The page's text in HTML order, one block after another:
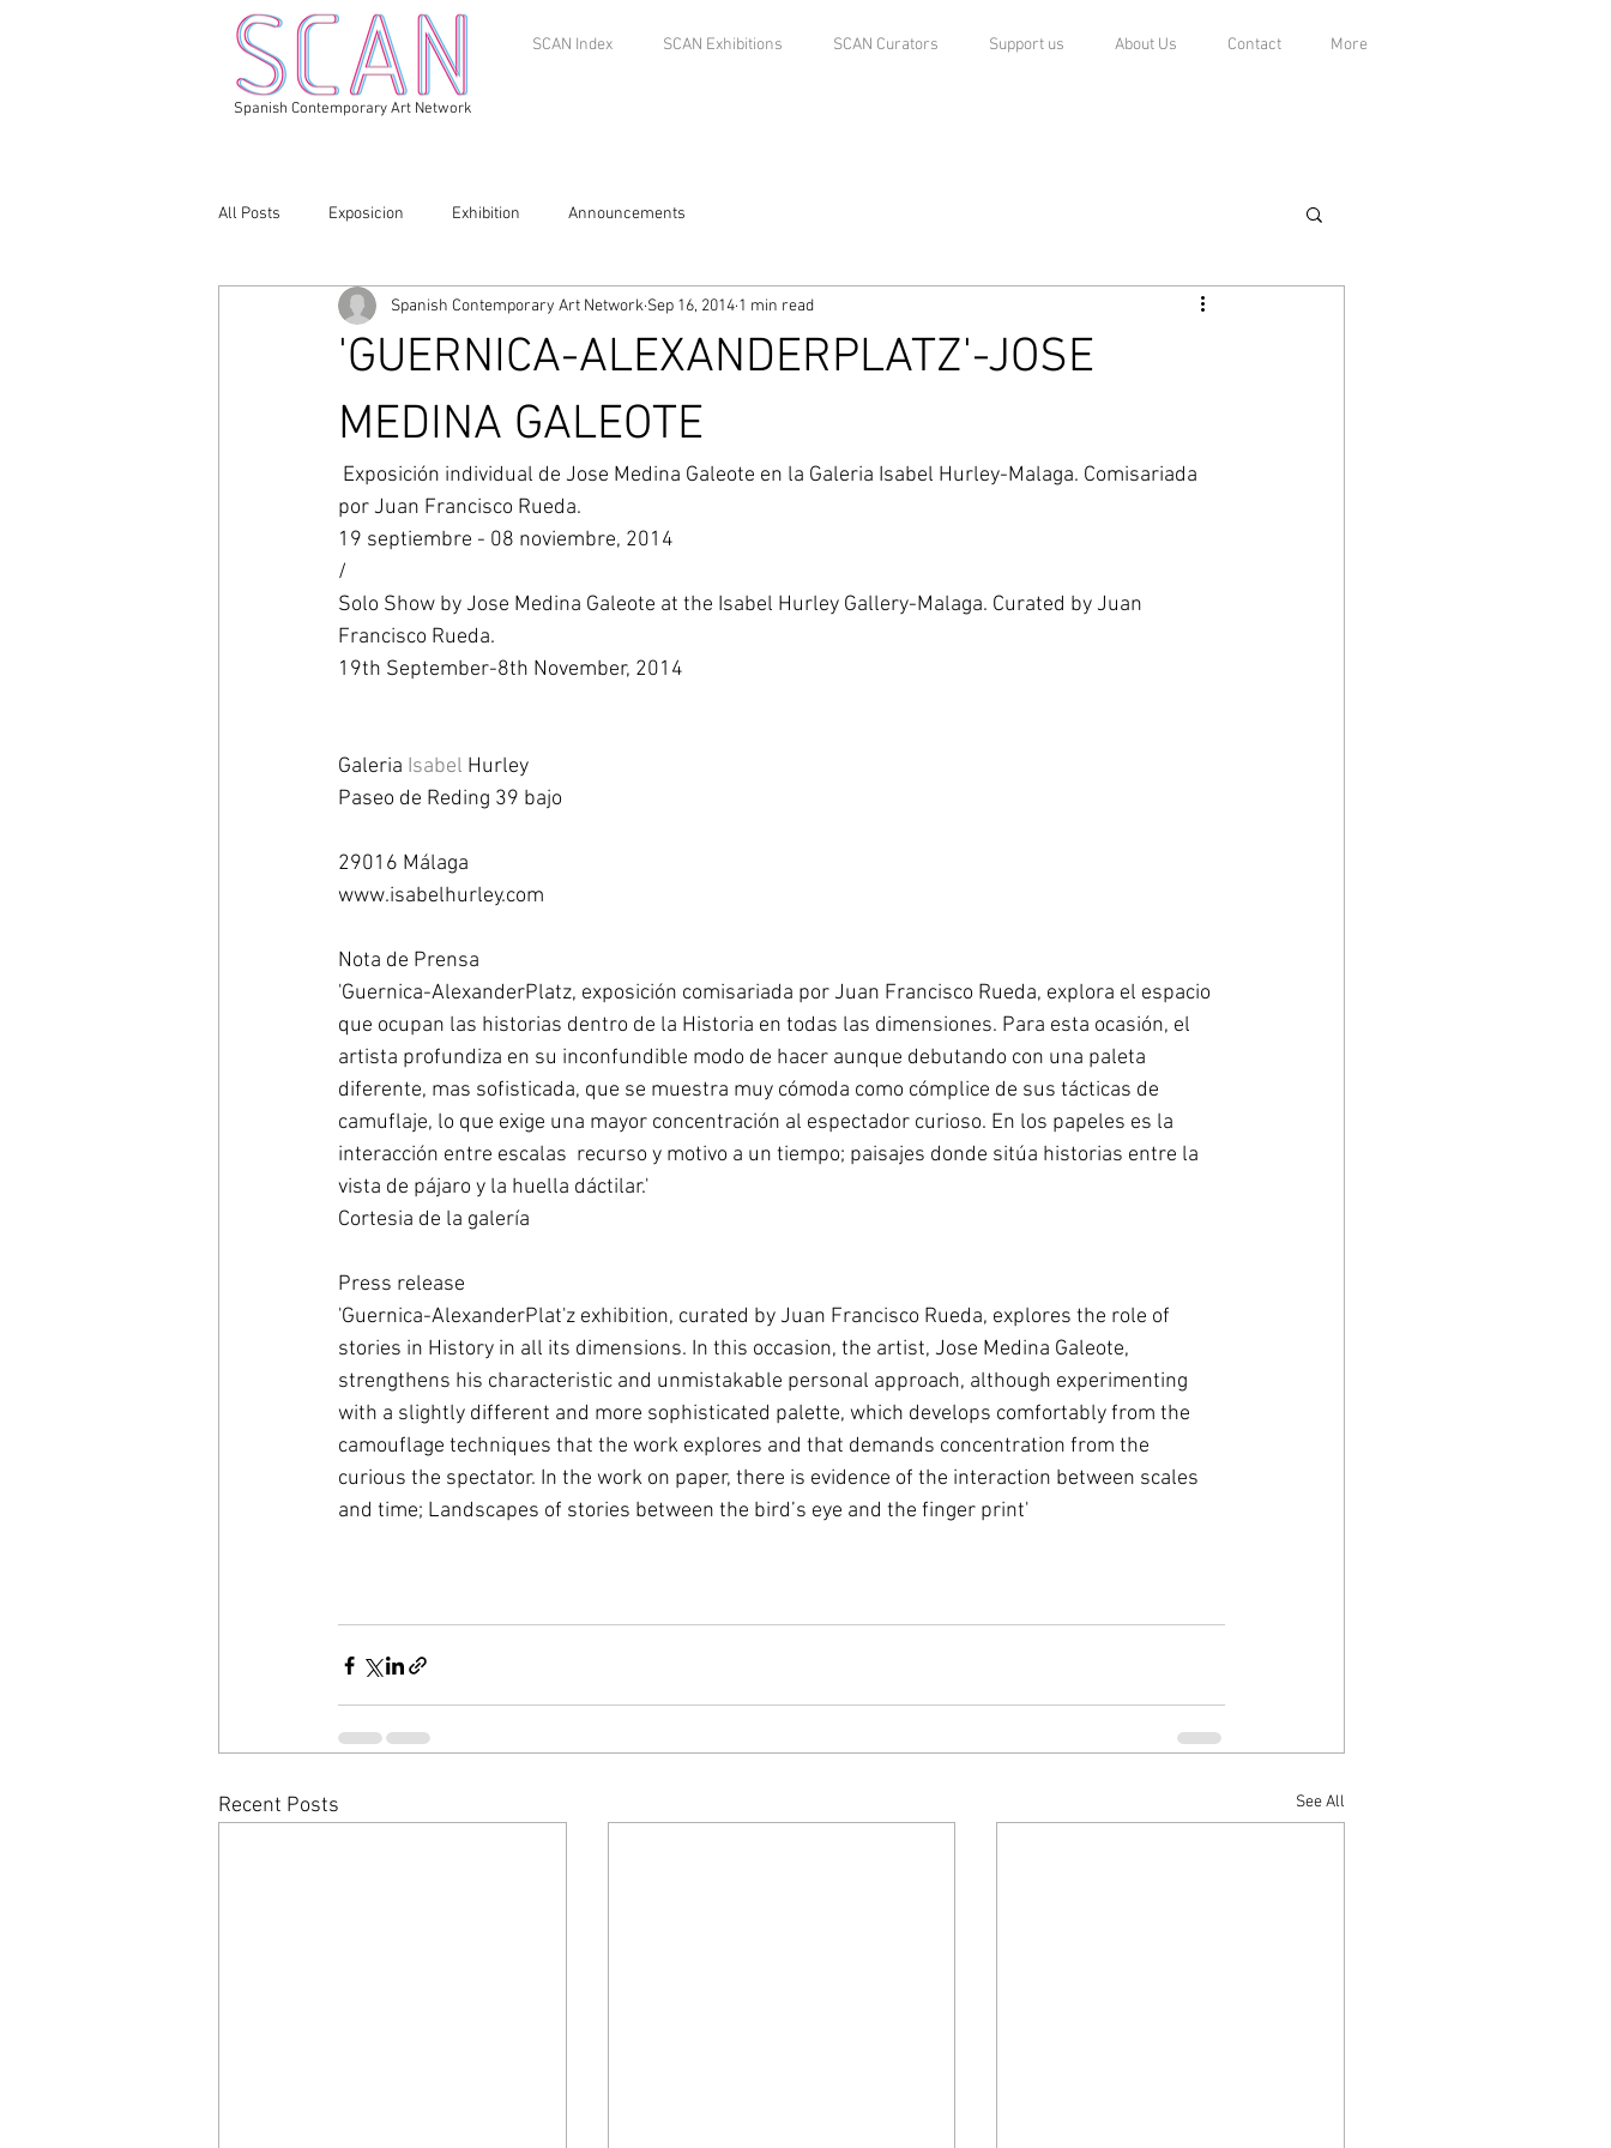
SCAN Index SCAN Exhibitions SCAN Curators Support us About Us Contact More
Spanish Contemporary Art Network
All Posts Exposicion Exhibition Announcements
'GUERNICA-ALEXANDERPLATZ'-JOSE
MEDINA GALEOTE
Spanish Contemporary Art Network Sep 16, 2014 1 min read
por Juan Francisco Rueda.
19 septiembre - 08 noviembre, 2014
/
Solo Show by Jose Medina Galeote at the Isabel Hurley Gallery-Malaga. Curated by Juan
Francisco Rueda.
19th September-8th November, 2014
Galeria Isabel Hurley
Paseo de Reding 39 bajo
29016 Málaga
www.isabelhurley.com
Nota de Prensa
'Guernica-AlexanderPlatz, exposición comisariada por Juan Francisco Rueda, explora el espacio
que ocupan las historias dentro de la Historia en todas las dimensiones. Para esta ocasión, el
artista profundiza en su inconfundible modo de hacer aunque debutando con una paleta
diferente, mas sofisticada, que se muestra muy cómoda como cómplice de sus tácticas de
camuflaje, lo que exige una mayor concentración al espectador curioso. En los papeles es la
interacción entre escalas  recurso y motivo a un tiempo; paisajes donde sitúa historias entre la
vista de pájaro y la huella dáctilar.'
Cortesia de la galería
Press release
'Guernica-AlexanderPlat'z exhibition, curated by Juan Francisco Rueda, explores the role of
stories in History in all its dimensions. In this occasion, the artist, Jose Medina Galeote,
strengthens his characteristic and unmistakable personal approach, although experimenting
with a slightly different and more sophisticated palette, which develops comfortably from the
camouflage techniques that the work explores and that demands concentration from the
curious the spectator. In the work on paper, there is evidence of the interaction between scales
and time; Landscapes of stories between the bird’s eye and the finger print'
Recent Posts See All